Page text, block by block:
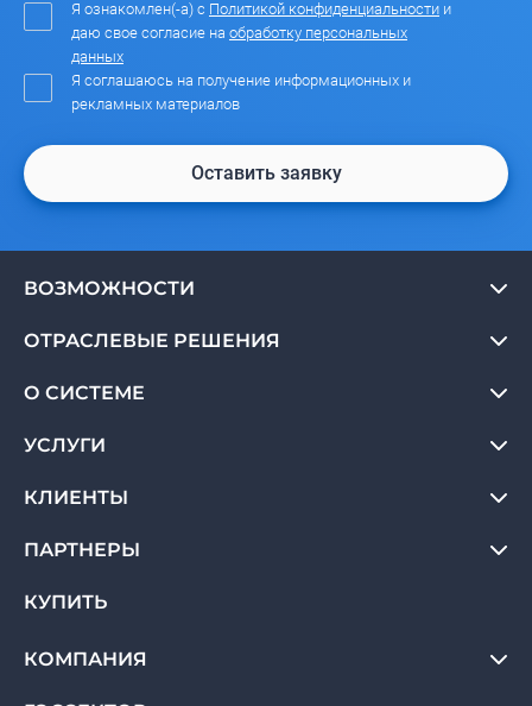
Я ознакомлен(-а) с Политикой конфиденциальности и
даю свое согласие на обработку персональных
данных
Я соглашаюсь на получение информационных и
рекламных материалов
Оставить заявку
ВОЗМОЖНОСТИ
ОТРАСЛЕВЫЕ РЕШЕНИЯ
О СИСТЕМЕ
УСЛУГИ
КЛИЕНТЫ
ПАРТНЕРЫ
КУПИТЬ
КОМПАНИЯ